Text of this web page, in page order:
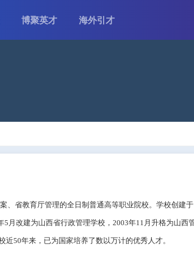
博聚英才 海外引才
省教育厅管理的全日制普通高等职业院校。学校创建于
月改建为山西省行政管理学校，2003年11月升格为山西
50年来，已为国家培养了数以万计的优秀人才。